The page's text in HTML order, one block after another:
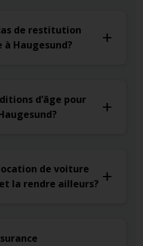
de restitution
Haugesund?
d’âge pour
de voiture
la rendre ailleurs?